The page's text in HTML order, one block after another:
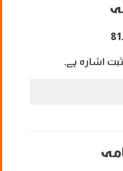
اشارہ ہے۔